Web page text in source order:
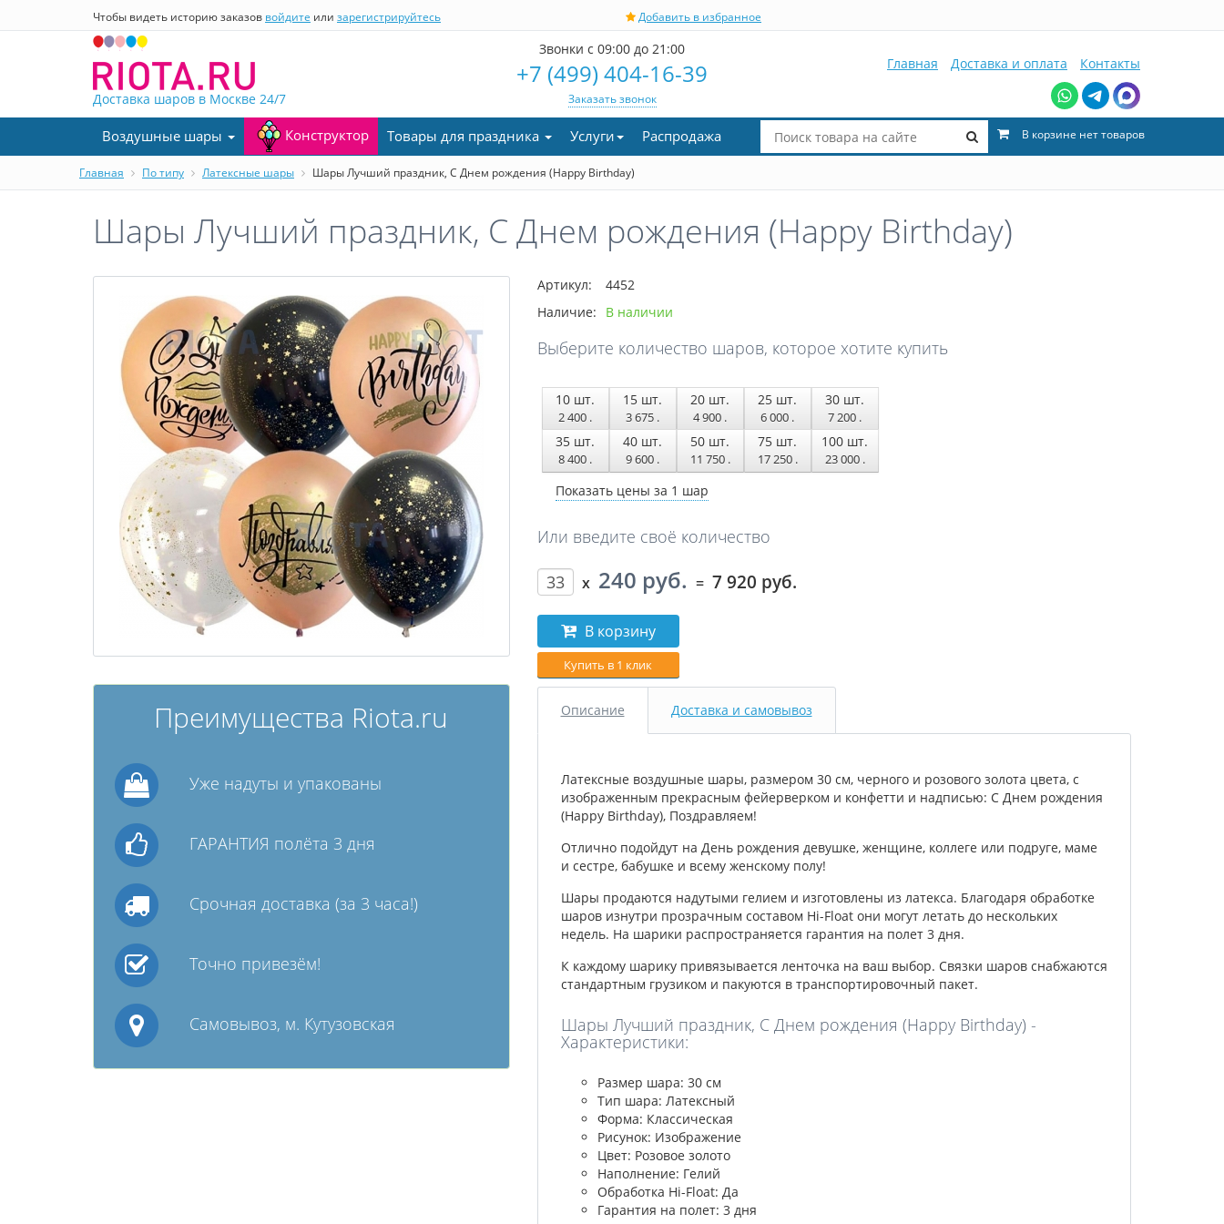
Чтобы видеть историю заказов войдите или зарегистрируйтесь Добавить в избранное
Доставка шаров в Москве 24/7
Звонки с 09:00 до 21:00
+7 (499) 404-16-39
Заказать звонок
Главная Доставка и оплата Контакты
В корзине нет товаров
Воздушные шары Конструктор Товары для праздника Услуги Распродажа
Главная По типу Латексные шары Шары Лучший праздник, C Днем рождения (Happy Birthday)
Шары Лучший праздник, C Днем рождения (Happy Birthday)
Преимущества Riota.ru
Уже надуты и упакованы
ГАРАНТИЯ полёта 3 дня
Срочная доставка (за 3 часа!)
Точно привезём!
Самовывоз, м. Кутузовская
Артикул:
4452
Наличие:
В наличии
Выберите количество шаров, которое хотите купить
10 шт.
2 400 .
15 шт.
3 675 .
20 шт.
4 900 .
25 шт.
6 000 .
30 шт.
7 200 .
35 шт.
8 400 .
40 шт.
9 600 .
50 шт.
11 750 .
75 шт.
17 250 .
100 шт.
23 000 .
Показать цены за 1 шар
Или введите своё количество
x 240 руб. = 7 920 руб.
В корзину
Купить в 1 клик
Описание Доставка и самовывоз
Латексные воздушные шары, размером 30 см, черного и розового золота цвета, с
изображенным прекрасным фейерверком и конфетти и надписью: C Днем рождения
(Happy Birthday), Поздравляем!
Отлично подойдут на День рождения девушке, женщине, коллеге или подруге, маме
и сестре, бабушке и всему женскому полу!
Шары продаются надутыми гелием и изготовлены из латекса. Благодаря обработке
шаров изнутри прозрачным составом Hi-Float они могут летать до нескольких
недель. На шарики распространяется гарантия на полет 3 дня.
К каждому шарику привязывается ленточка на ваш выбор. Связки шаров снабжаются
стандартным грузиком и пакуются в транспортировочный пакет.
Шары Лучший праздник, C Днем рождения (Happy Birthday) -
Характеристики:
Размер шара: 30 см
Тип шара: Латексный
Форма: Классическая
Рисунок: Изображение
Цвет: Розовое золото
Наполнение: Гелий
Обработка Hi-Float: Да
Гарантия на полет: 3 дня